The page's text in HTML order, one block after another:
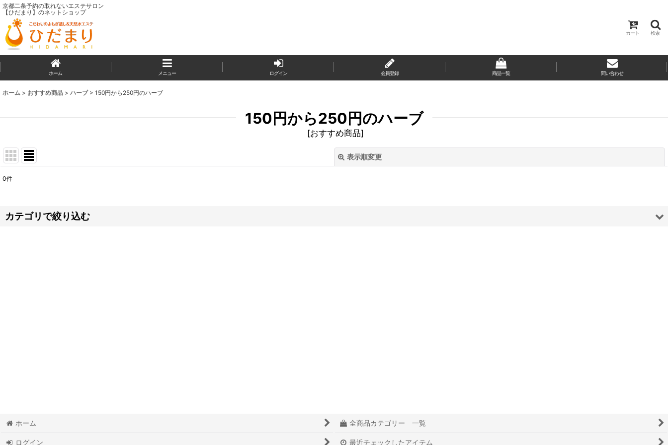
京都二条予約の取れないエステサロン
【ひだまり】のネットショップ
カート 検索
ホーム メニュー ログイン 会員登録 商品一覧 問い合わせ
ホーム > おすすめ商品 > ハーブ > 150円から250円のハーブ
150円から250円のハーブ
[おすすめ商品]
表示順変更
並び順:
0件
カテゴリで絞り込む
ホーム 全商品カテゴリー 一覧
ログイン 最近チェックしたアイテム